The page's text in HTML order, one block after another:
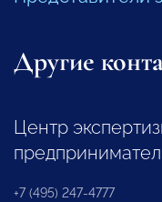
Другие
Центр
+7 (495) 247-4777